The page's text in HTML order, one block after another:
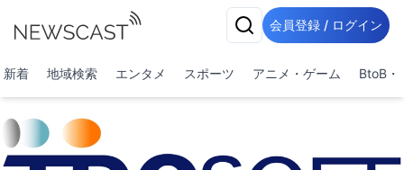
会員登録 / ログイン
新着 地域検索 エンタメ スポーツ アニメ・ゲーム BtoB・